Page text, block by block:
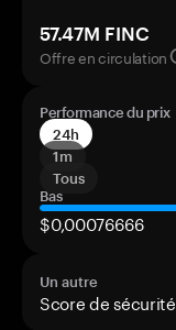
57.47M FINC
Offre en circulation
Performance du prix
24h
1m
Tous
Bas
$0,00076666
Un autre
Score de sécurité